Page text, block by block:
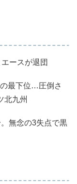
ースが退団
最下位…圧倒さ
北九州
無念の3失点で黒